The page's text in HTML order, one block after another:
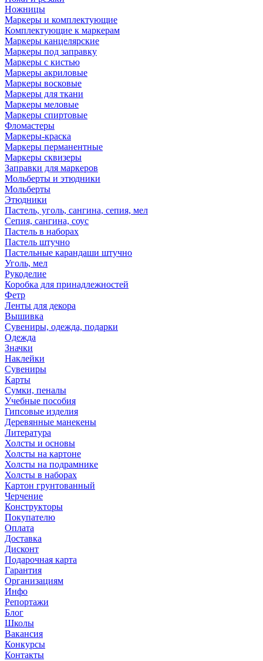
Ножницы
Маркеры и комплектующие
Комплектующие к маркерам
Маркеры канцелярские
Маркеры под заправку
Маркеры с кистью
Маркеры акриловые
Маркеры восковые
Маркеры для ткани
Маркеры меловые
Маркеры спиртовые
Фломастеры
Маркеры-краска
Маркеры перманентные
Маркеры сквизеры
Заправки для маркеров
Мольберты и этюдники
Мольберты
Этюдники
Пастель, уголь, сангина, сепия, мел
Сепия, сангина, соус
Пастель в наборах
Пастель штучно
Пастельные карандаши штучно
Уголь, мел
Рукоделие
Коробка для принадлежностей
Фетр
Ленты для декора
Вышивка
Сувениры, одежда, подарки
Одежда
Значки
Наклейки
Сувениры
Карты
Сумки, пеналы
Учебные пособия
Гипсовые изделия
Деревянные манекены
Литература
Холсты и основы
Холсты на картоне
Холсты на подрамнике
Холсты в наборах
Картон грунтованный
Черчение
Конструкторы
Покупателю
Оплата
Доставка
Дисконт
Подарочная карта
Гарантия
Организациям
Инфо
Репортажи
Блог
Школы
Вакансия
Конкурсы
Контакты